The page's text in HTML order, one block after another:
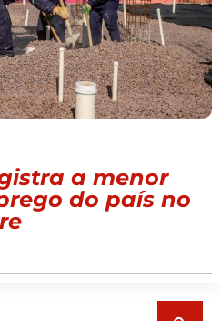
a menor
do país no